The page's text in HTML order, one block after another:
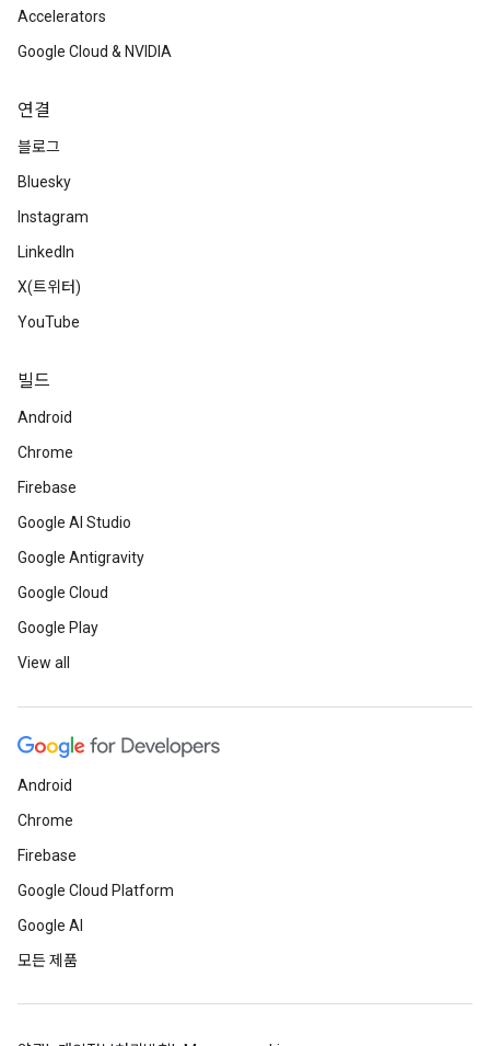
Accelerators
Google Cloud & NVIDIA
연결
블로그
Bluesky
Instagram
LinkedIn
X(트위터)
YouTube
빌드
Android
Chrome
Firebase
Google AI Studio
Google Antigravity
Google Cloud
Google Play
View all
Android
Chrome
Firebase
Google Cloud Platform
Google AI
모든 제품